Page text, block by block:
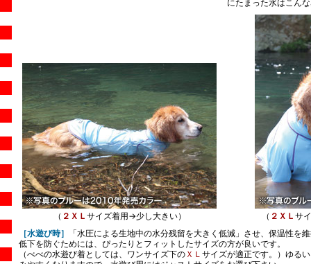
にたまった水はこん
（ ２ＸＬ サイズ着用→少し大きい） （ ２ＸＬ サ
［水遊び時］
「水圧による生地中の水分残留を大きく低減」させ、保温性を
低下を防ぐためには、ぴったりとフィットしたサイズの方が良いです。
（べべの水遊び着としては、ワンサイズ下の ＸＬ サイズが適正です。）ゆる